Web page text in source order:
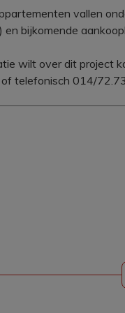
vallen
bijkomende
wilt over dit project
telefonisch 014/